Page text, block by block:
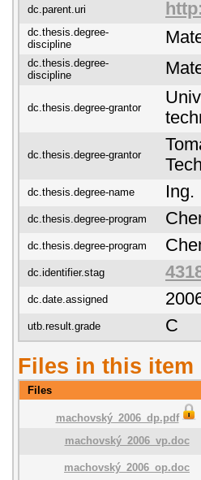
dc.parent.uri
dc.thesis.degree-
discipline
dc.thesis.degree-
discipline
dc.thesis.degree-grantor
dc.thesis.degree-grantor
dc.thesis.degree-name Ing.
dc.thesis.degree-program
dc.thesis.degree-program
dc.identifier.stag
dc.date.assigned
utb.result.grade C
Files in this item
Files
machovský_2006_dp.pdf
machovský_2006_vp.doc
machovský_2006_op.doc